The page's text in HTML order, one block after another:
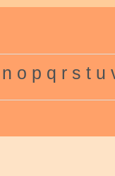
n o p q r s t u